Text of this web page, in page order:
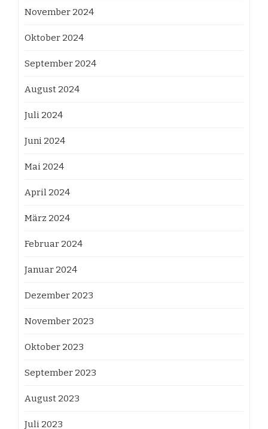
November 2024
Oktober 2024
September 2024
August 2024
Juli 2024
Juni 2024
Mai 2024
April 2024
März 2024
Februar 2024
Januar 2024
Dezember 2023
November 2023
Oktober 2023
September 2023
August 2023
Juli 2023